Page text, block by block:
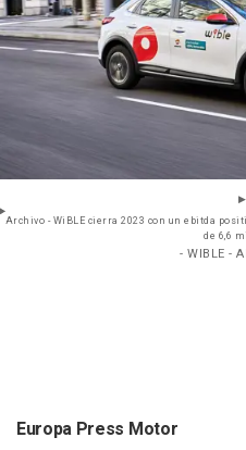
Archivo - WiBLE cierra 2023 con un ebitda
de 6,6
- WIBLE -
Europa Press Motor